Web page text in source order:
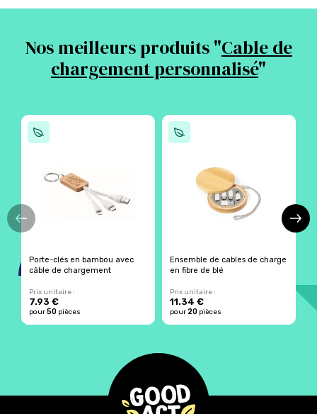
Nos meilleurs produits "Cable de
chargement personnalisé"
Porte-clés en bambou avec
câble de chargement
Prix unitaire :
7.93 €
pour50 pièces
Ensemble de cables de charge
en fibre de blé
Prix unitaire :
11.34 €
pour20 pièces